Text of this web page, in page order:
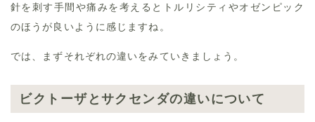
針を刺す手間や痛みを考えるとトルリシティやオゼンピック
のほうが良いように感じますね。
では、まずそれぞれの違いをみていきましょう。
ビクトーザとサクセンダの違いについて